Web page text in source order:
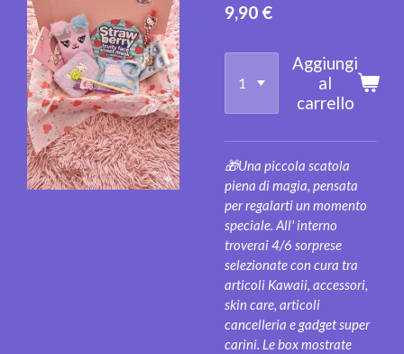
9,90 €
Aggiungi
al
carrello
🎁Una piccola scatola
piena di magia, pensata
per regalarti un momento
speciale. All' interno
troverai4/6 sorprese
selezionate con cura tra
articoli Kawaii, accessori,
skin care, articoli
cancelleria e gadget super
carini. Le box mostrate